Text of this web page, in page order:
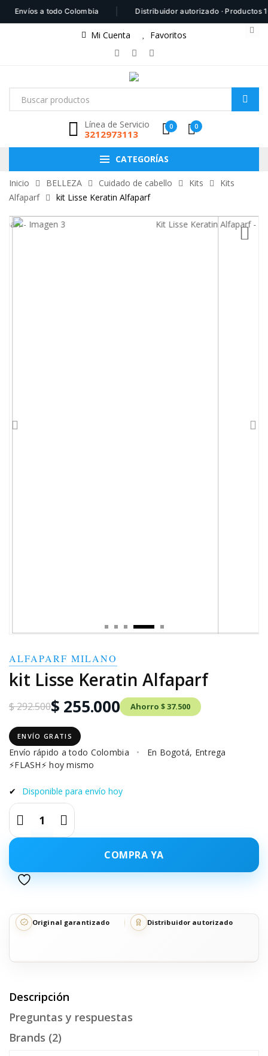
a todo Colombia | Distribuidor autorizado · Productos
Mi Cuenta Favoritos
Línea de Servicio
3212973113
0 0
CATEGORÍAS
Inicio BELLEZA Cuidado de cabello Kits
Kits
Alfaparf
kit Lisse Keratin Alfaparf
ALFAPARF MILANO
kit Lisse Keratin Alfaparf
$ 292.500$ 255.000 Ahorro $ 37.500
ENVÍO GRATIS
Envío rápido a todo Colombia •
En Bogotá, Entrega
⚡FLASH⚡ hoy mismo
✔ Disponible para envío hoy
COMPRA YA
Original garantizado Distribuidor autorizado
Descripción
Preguntas y respuestas
Brands (2)